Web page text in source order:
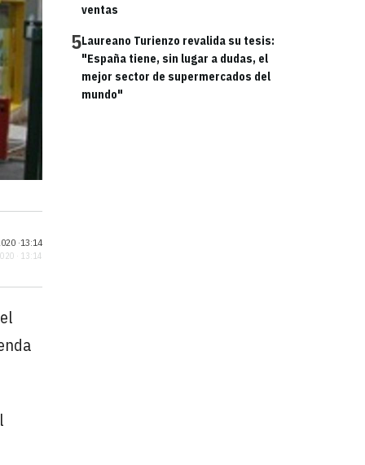
ventas
5Laureano Turienzo revalida su tesis:
"España tiene, sin lugar a dudas, el
mejor sector de supermercados del
mundo"
·13:14
· 13:14